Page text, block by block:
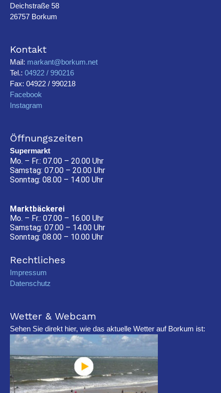
Deichstraße 58
26757 Borkum
Kontakt
Mail: markant@borkum.net
Tel.: 04922 / 990216
Fax: 04922 / 990218
Facebook
Instagram
Öffnungszeiten
Supermarkt
Mo. – Fr.: 07.00 – 20.00 Uhr
Samstag: 07.00 – 20.00 Uhr
Sonntag: 08.00 – 14.00 Uhr
Marktbäckerei
Mo. – Fr.: 07.00 – 16.00 Uhr
Samstag: 07.00 – 14.00 Uhr
Sonntag: 08.00 – 10.00 Uhr
Rechtliches
Impressum
Datenschutz
Wetter & Webcam
Sehen Sie direkt hier, wie das aktuelle Wetter auf Borkum ist: